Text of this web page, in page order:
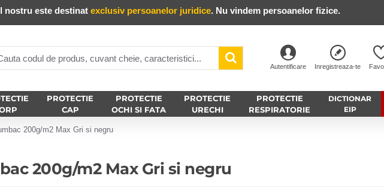
nostru este destinat exclusiv persoanelor juridice. Nu vindem persoanelor fizice.
Autentificare Inregistreaza-te
PROTECTIE
CAP
PROTECTIE
OCHI SI FATA
PROTECTIE
URECHI
PROTECTIE
RESPIRATORIE
DICTIONAR
EIP
200g/m2 Max Gri si negru
200g/m2 Max Gri si negru